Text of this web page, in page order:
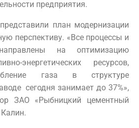
предприятия.
план модернизации
перспективу. «Все процессы и
на оптимизацию
энергетических ресурсов,
газа в структуре
сегодня занимает до 37%»,
ЗАО «Рыбницкий цементный